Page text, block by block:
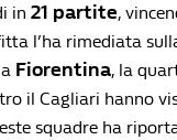
in 21 partite,
l’ha rimediata
Fiorentina, la
il Cagliari hanno
squadre ha